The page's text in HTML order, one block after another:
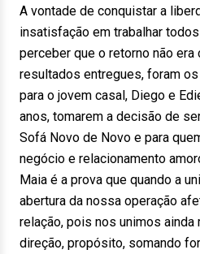
A vontade de conquistar a
insatisfação em trabalhar
perceber que o retorno não
resultados entregues, foram
para o jovem casal, Diego e
anos, tomarem a decisão de
Sofá Novo de Novo e para
negócio e relacionamento
Maia é a prova que quando a
abertura da nossa operação
relação, pois nos unimos ainda
direção, propósito, somando